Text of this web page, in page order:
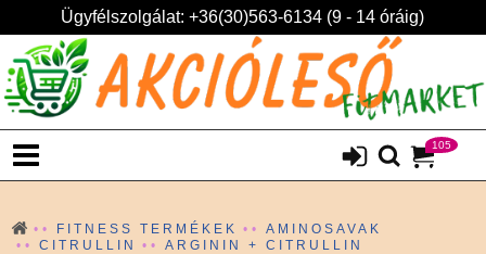
Ügyfélszolgálat: +36(30)563-6134 (9 - 14 óráig)
105
FITNESS TERMÉKEK
AMINOSAVAK
CITRULLIN
ARGININ + CITRULLIN